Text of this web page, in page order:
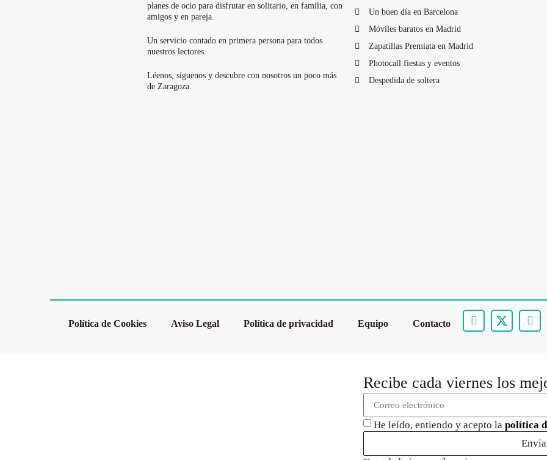
planes de ocio para disfrutar en solitario, en familia, con
amigos y en pareja.
Un servicio contado en primera persona para todos
nuestros lectores.
Léenos, síguenos y descubre con nosotros un poco más
de Zaragoza.
Un buen día en Barcelona
Móviles baratos en Madrid
Zapatillas Premiata en Madrid
Photocall fiestas y eventos
Despedida de soltera
Política de Cookies Aviso Legal Política de privacidad Equipo Contacto
Recibe cada viernes los
He leído, entiendo y acepto la política